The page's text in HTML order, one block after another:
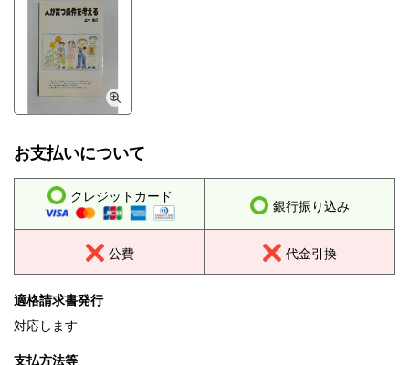
お支払いについて
クレジットカード
銀行振り込み
公費 代金引換
適格請求書発行
対応します
支払方法等